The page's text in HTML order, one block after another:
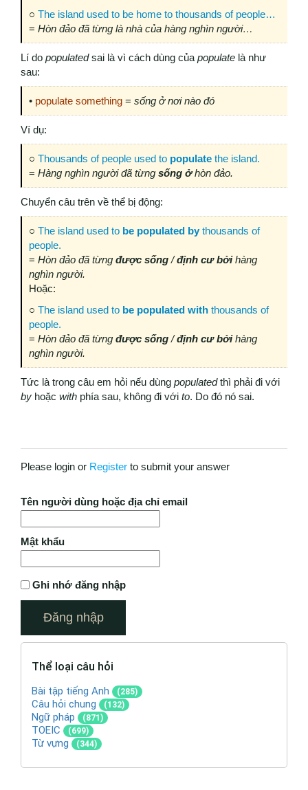
○ The island used to be home to thousands of people…
= Hòn đảo đã từng là nhà của hàng nghìn người…
Lí do populatedsai là vì cách dùng của populate là như
sau:
• populate something = sống ở nơi nào đó
Ví dụ:
○ Thousands of people used to populate the island.
= Hàng nghìn người đã từng sống ởhòn đảo.
Chuyển câu trên về thể bị động:
○ The island used to be populated bythousands of
people.
= Hòn đảo đã từng được sống/định cưbởihàng
nghìn người.
Hoặc:
○ The island used to be populated with thousands of
people.
= Hòn đảo đã từng được sống/định cưbởihàng
nghìn người.
Tức là trong câu em hỏi nếu dùng populatedthì phải đi với
by hoặc with phía sau, không đi với to. Do đó nó sai.
Please login or Register to submit your answer
Tên người dùng hoặc địa chỉ email
Mật khẩu
Ghi nhớ đăng nhập
Thể loại câu hỏi
Bài tập tiếng Anh (285)
Câu hỏi chung (132)
Ngữ pháp (871)
TOEIC (699)
Từ vựng (344)